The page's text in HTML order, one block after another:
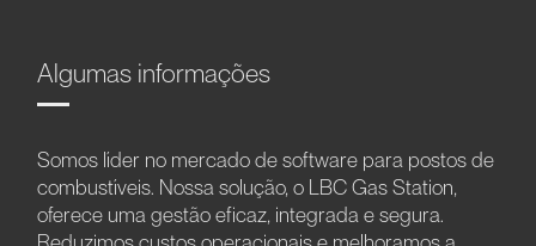
Algumas informações
Somos líder no mercado de software para postos de
combustíveis. Nossa solução, o LBC Gas Station,
oferece uma gestão eficaz, integrada e segura.
Reduzimos custos operacionais e melhoramos a